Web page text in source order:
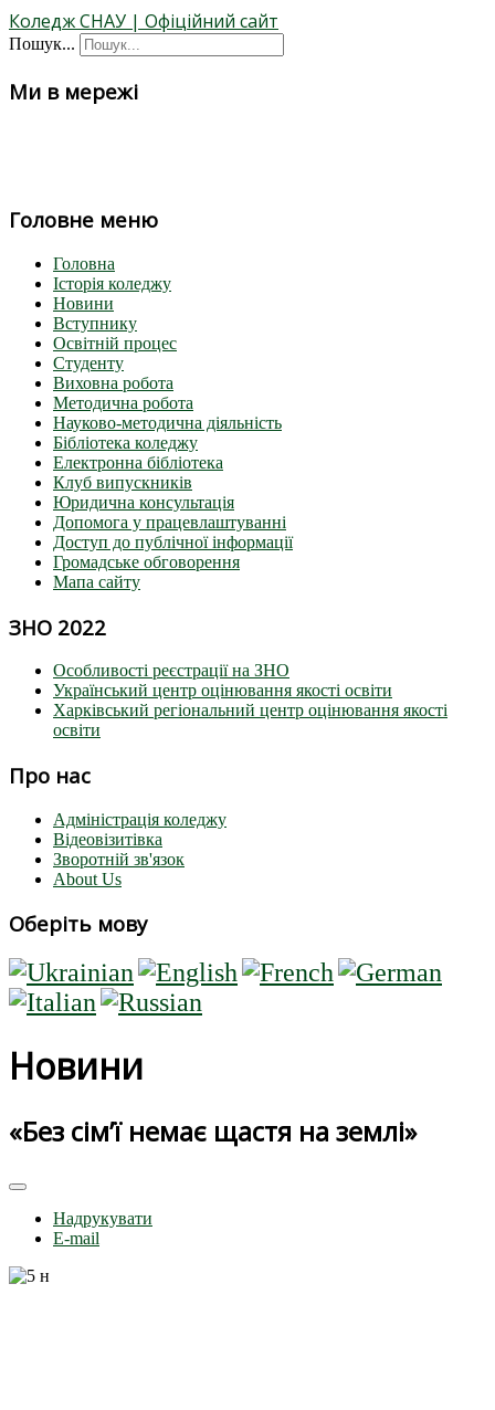
Коледж СНАУ | Офіційний сайт
Пошук...
Ми в мережі
Головне меню
Головна
Історія коледжу
Новини
Вступнику
Освітній процес
Студенту
Виховна робота
Методична робота
Науково-методична діяльність
Бібліотека коледжу
Електронна бібліотека
Клуб випускників
Юридична консультація
Допомога у працевлаштуванні
Доступ до публічної інформації
Громадське обговорення
Мапа сайту
ЗНО 2022
Особливості реєстрації на ЗНО
Український центр оцінювання якості освіти
Харківський регіональний центр оцінювання якості
освіти
Про нас
Адміністрація коледжу
Відеовізитівка
Зворотній зв'язок
About Us
Оберіть мову
Новини
«Без сім’ї немає щастя на землі»
Надрукувати
E-mail